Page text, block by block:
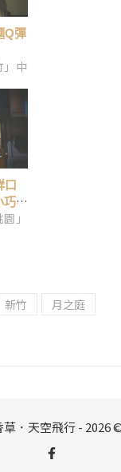
Q彈
」中
口
」
新竹 月之庭
草．天空飛行 - 2026